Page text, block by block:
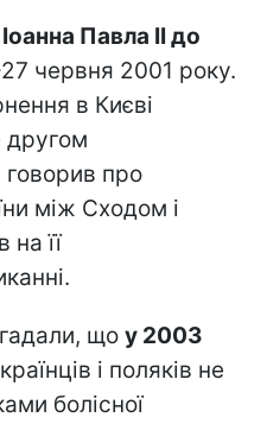
Іоанна Павла II до
червня 2001 року.
в Києві
другом
говорив про
між Сходом і
на її
що у 2003
і поляків не
болісної